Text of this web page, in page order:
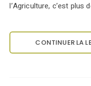
l’Agriculture, c’est plus
CONTINUER LA